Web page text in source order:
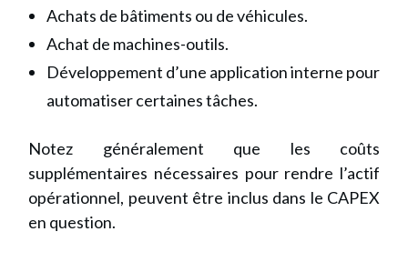
Achats de bâtiments ou de véhicules.
Achat de machines-outils.
Développement d’une application interne pour
automatiser certaines tâches.
Notez généralement que les coûts
supplémentaires nécessaires pour rendre l’actif
opérationnel, peuvent être inclus dans le CAPEX
en question.